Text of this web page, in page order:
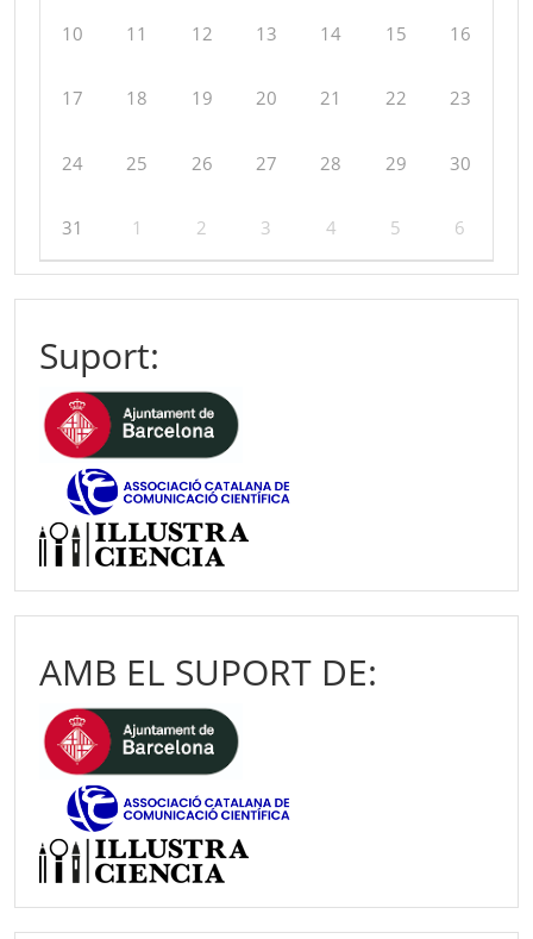
10 11 12 13 14 15 16
17 18 19 20 21 22 23
24 25 26 27 28 29 30
31 1 2 3 4 5 6
Suport:
AMB EL SUPORT DE: